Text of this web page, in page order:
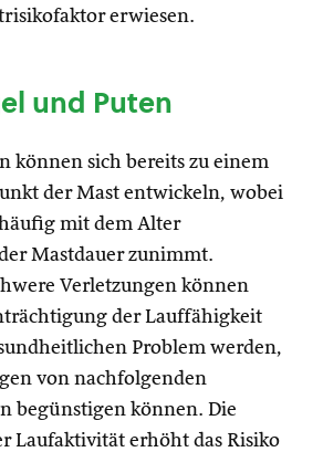
erwiesen.
und Puten
können sich bereits zu einem
der Mast entwickeln, wobei
mit dem Alter
Mastdauer zunimmt.
Verletzungen können
der Lauffähigkeit
Problem werden,
von nachfolgenden
begünstigen können. Die
Laufaktivität erhöht das Risiko